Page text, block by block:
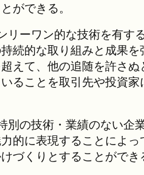
ができる。
リーワン的な技術を有す
続的な取り組みと成果
えて、他の追随を許さ
ることを取引先や投資
別の技術・業績のない企
的に表現することによ
づくりとすることができ